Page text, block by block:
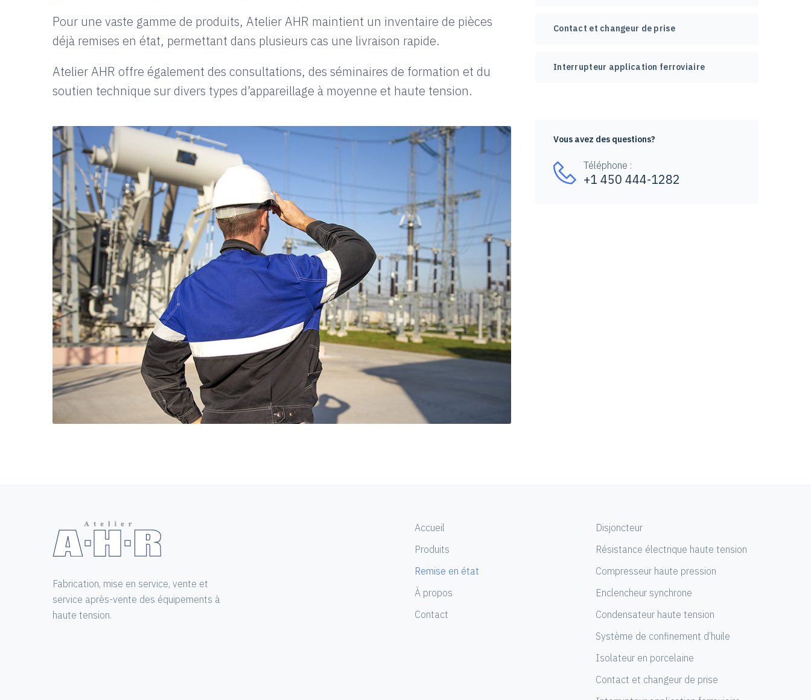
Pour une vaste gamme de produits, Atelier AHR maintient un inventaire de pièces
déjà remises en état, permettant dans plusieurs cas une livraison rapide.
Atelier AHR offre également des consultations, des séminaires de formation et du
soutien technique sur divers types d’appareillage à moyenne et haute tension.
Contact et changeur de prise
Interrupteur application ferroviaire
Vous avez des questions?
Téléphone :
+1 450 444-1282
Fabrication, mise en service, vente et
service après-vente des équipements à
haute tension.
Accueil
Produits
Remise en état
À propos
Contact
Disjoncteur
Résistance électrique haute tension
Compresseur haute pression
Enclencheur synchrone
Condensateur haute tension
Système de confinement d’huile
Isolateur en porcelaine
Contact et changeur de prise